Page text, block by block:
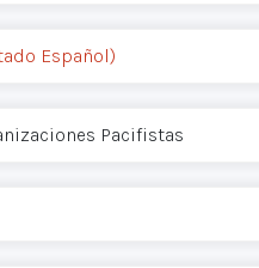
Español)
Pacifistas